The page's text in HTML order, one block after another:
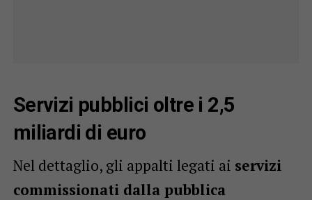
Servizi pubblici oltre i 2,5
miliardi di euro
Nel dettaglio, gli appalti legati ai servizi
commissionati dalla pubblica